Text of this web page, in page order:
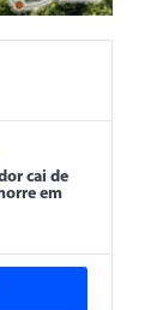
cai de
em